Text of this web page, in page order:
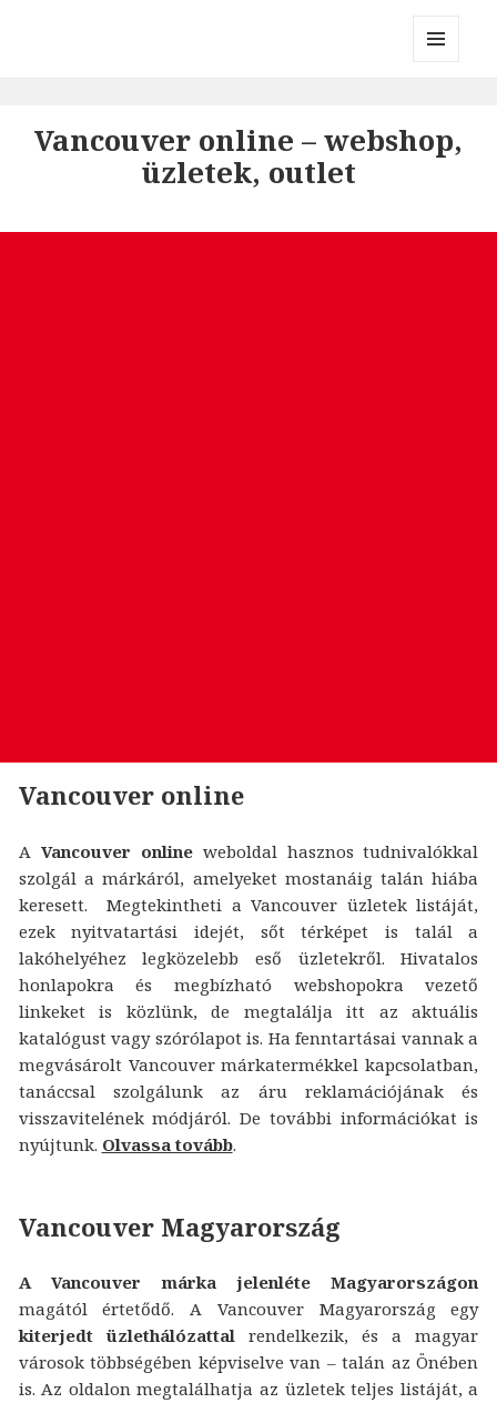
Vancouver online – webshop,
üzletek, outlet
Vancouver online
A Vancouver onlineweboldal hasznos tudnivalókkal
szolgál a márkáról, amelyeket mostanáig talán hiába
keresett. Megtekintheti a Vancouver üzletek listáját,
ezek nyitvatartási idejét, sőt térképet is talál a
lakóhelyéhez legközelebb eső üzletekről. Hivatalos
honlapokra és megbízható webshopokra vezető
linkeket is közlünk, de megtalálja itt az aktuális
katalógust vagy szórólapot is. Ha fenntartásai vannak a
megvásárolt Vancouver márkatermékkel kapcsolatban,
tanáccsal szolgálunk az áru reklamációjának és
visszavitelének módjáról. De további információkat is
nyújtunk. Olvassa tovább.
Vancouver Magyarország
A Vancouver márka jelenléte Magyarországon
magától értetődő. A Vancouver Magyarország egy
kiterjedt üzlethálózattalrendelkezik, és a magyar
városok többségében képviselve van – talán az Önében
is. Az oldalon megtalálhatja az üzletek teljes listáját, a